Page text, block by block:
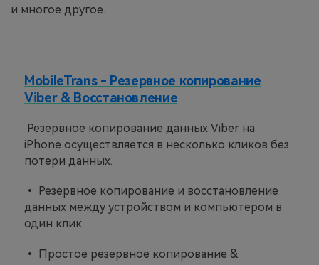
и многое другое.
MobileTrans - Резервное копирование
Viber & Восстановление
Резервное копирование данных Viber на
iPhone осуществляется в несколько кликов без
потери данных.
• Резервное копирование и восстановление
данных между устройством и компьютером в
один клик.
• Простое резервное копирование &